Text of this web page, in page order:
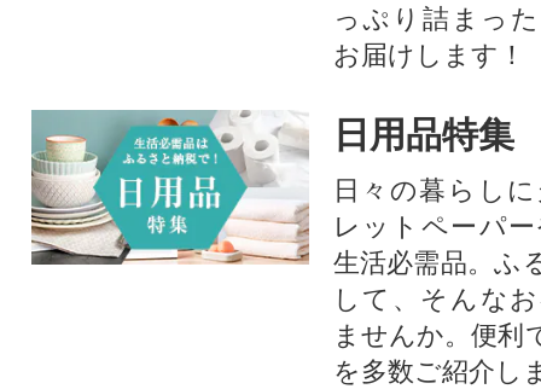
っぷり詰まっ
お届けします！
日用品特集
日々の暮らし
レットペーパ
生活必需品。ふ
して、そんな
ませんか。便利
を多数ご紹介し